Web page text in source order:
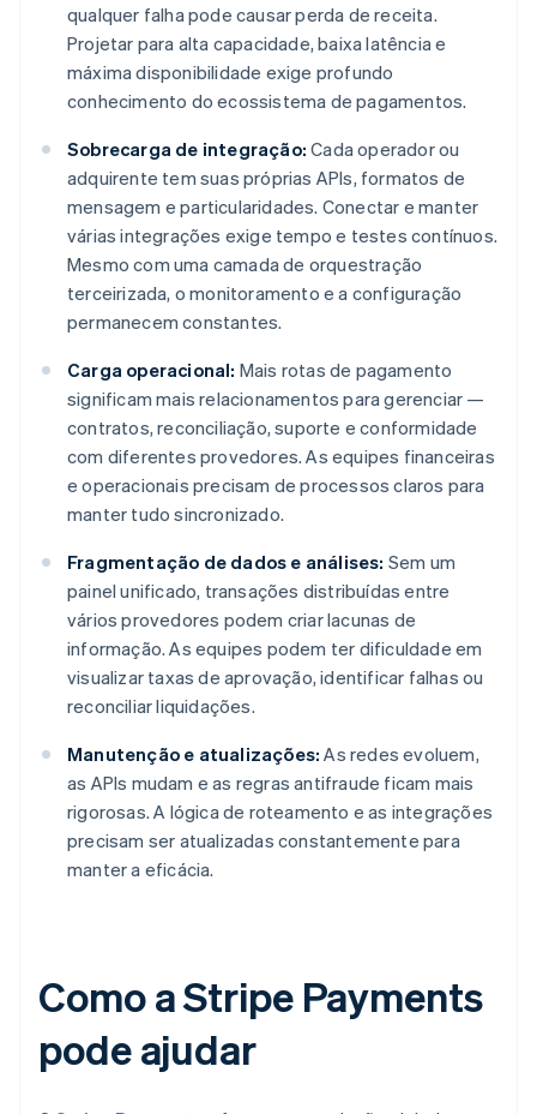
qualquer falha pode causar perda de receita.
Projetar para alta capacidade, baixa latência e
máxima disponibilidade exige profundo
conhecimento do ecossistema de pagamentos.
Sobrecarga de integração: Cada operador ou
adquirente tem suas próprias APIs, formatos de
mensagem e particularidades. Conectar e manter
várias integrações exige tempo e testes contínuos.
Mesmo com uma camada de orquestração
terceirizada, o monitoramento e a configuração
permanecem constantes.
Carga operacional: Mais rotas de pagamento
significam mais relacionamentos para gerenciar —
contratos, reconciliação, suporte e conformidade
com diferentes provedores. As equipes financeiras
e operacionais precisam de processos claros para
manter tudo sincronizado.
Fragmentação de dados e análises: Sem um
painel unificado, transações distribuídas entre
vários provedores podem criar lacunas de
informação. As equipes podem ter dificuldade em
visualizar taxas de aprovação, identificar falhas ou
reconciliar liquidações.
Manutenção e atualizações: As redes evoluem,
as APIs mudam e as regras antifraude ficam mais
rigorosas. A lógica de roteamento e as integrações
precisam ser atualizadas constantemente para
manter a eficácia.
Como a Stripe Payments
pode ajudar